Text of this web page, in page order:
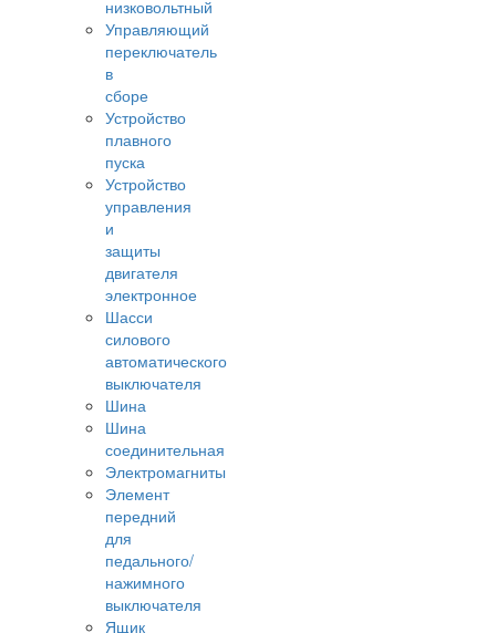
низковольтный
Управляющий
переключатель
в
сборе
Устройство
плавного
пуска
Устройство
управления
и
защиты
двигателя
электронное
Шасси
силового
автоматического
выключателя
Шина
Шина
соединительная
Электромагниты
Элемент
передний
для
педального/
нажимного
выключателя
Ящик